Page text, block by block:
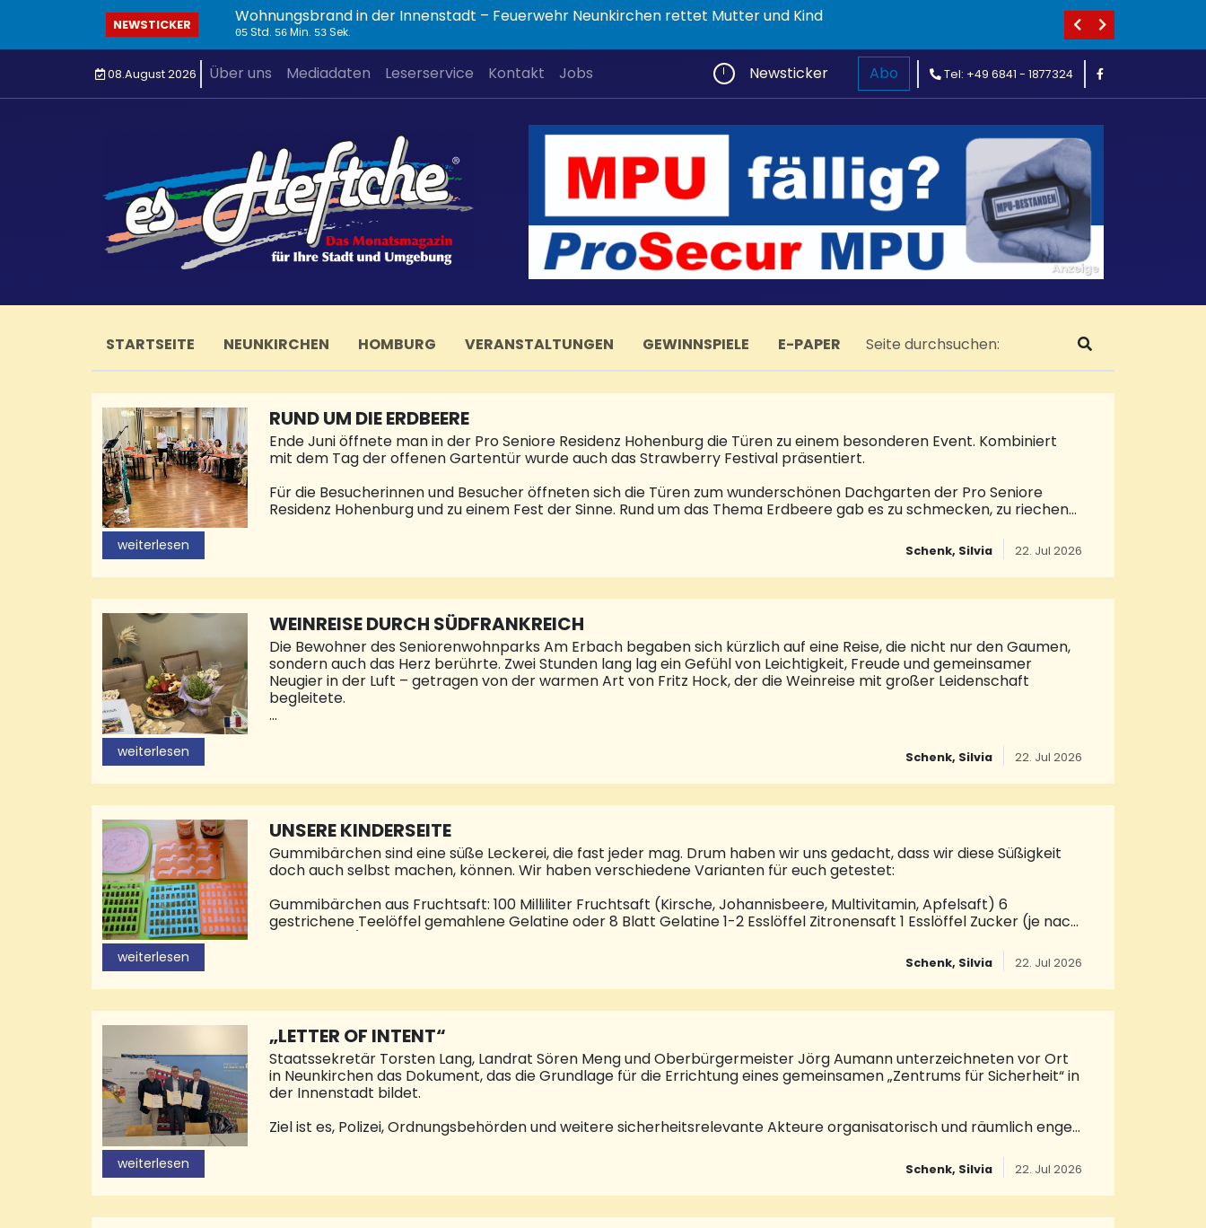
NEWSTICKER Wohnungsbrand in der Innenstadt – Feuerwehr Neunkirchen rettet Mutter und Kind
05 Std. 56 Min. 53 Sek.
08.August 2026 Über uns Mediadaten Leserservice Kontakt Jobs Newsticker Abo Tel: +49 6841 - 1877324
STARTSEITE NEUNKIRCHEN HOMBURG VERANSTALTUNGEN GEWINNSPIELE E-PAPER
RUND UM DIE ERDBEERE
Ende Juni öffnete man in der Pro Seniore Residenz Hohenburg die Türen zu einem besonderen Event. Kombiniert
mit dem Tag der offenen Gartentür wurde auch das Strawberry Festival präsentiert.
Für die Besucherinnen und Besucher öffneten sich die Türen zum wunderschönen Dachgarten der Pro Seniore
Residenz Hohenburg und zu einem Fest der Sinne. Rund um das Thema Erdbeere gab es zu schmecken, zu riechen
Liköre, Marmelade bis hin zum deftigen Grillangebot. Alle hatten viel Spaß mit dem unterhaltsamen
Mitmachprogramm für Jung und Alt, und so war es auch ein großes Vergnügen am Glücksrad zu drehen und einen
der großartigen Preise zu gewinnen, wie zum Beispiel Erdbeeren vom Erdbeerland und Pro Seniore Residenz „Fan-
Artikel“. Patrik Chatelain vom Erdbeerland war mit einem Team vor Ort und hatte selbstverständlich nicht nur
pflückfrische Erdbeeren mitgebracht, sondern auch Produkte ru
weiterlesen Schenk, Silvia 22. Jul 2026
WEINREISE DURCH SÜDFRANKREICH
Die Bewohner des Seniorenwohnparks Am Erbach begaben sich kürzlich auf eine Reise, die nicht nur den Gaumen,
sondern auch das Herz berührte. Zwei Stunden lang lag ein Gefühl von Leichtigkeit, Freude und gemeinsamer
Neugier in der Luft – getragen von der warmen Art von Fritz Hock, der die Weinreise mit großer Leidenschaft
begleitete.
neugieriger Blick dort. Gemeinsam mit Fritz Hock von der Weinhandlung Vindumi aus Kirkel-Limbach
(https://vindumi.de ) „reisten“ die Gäste durch das Rhônetal, das Languedoc, die Ardèche und die Provence. Fünf
ausgewählte Weine – zwei Weißweine, zwei Roséweine und ein Rotwein – öffneten ein aromenreiches Fenster in
den Süden Frankreichs. Jeder Schluck brachte neue Eindrücke, jeder Duft erzählte eine kleine Geschichte. Fritz
Herkunft der Weine, die
weiterlesen Schenk, Silvia 22. Jul 2026
UNSERE KINDERSEITE
Gummibärchen sind eine süße Leckerei, die fast jeder mag. Drum haben wir uns gedacht, dass wir diese Süßigkeit
doch auch selbst machen, können. Wir haben verschiedene Varianten für euch getestet:
Gummibärchen aus Fruchtsaft: 100 Milliliter Fruchtsaft (Kirsche, Johannisbeere, Multivitamin, Apfelsaft) 6
gestrichene Teelöffel gemahlene Gelatine oder 8 Blatt Gelatine 1-2 Esslöffel Zitronensaft 1 Esslöffel Zucker (je nach
Gummibärchen mit Quark 200 Milliliter Wasser 2 Packungen Sofortgelatine oder Agar-Agar (pflanzlich) 1 Packung
Götterspeise 2 Esslöffel Zucker Außerdem braucht ihr: Eine viereckige Schale und Ausstechförmchen sowie ein
Messer oder Gummibärchenförmchen (kann man günstig im Internet bestellen), auch kleine Eiswürfelförmchen
aus Silikon eignen sich. Außerdem braucht ihr einen Topf pro Rezept. Wie es geht: Für alle Rezepte gilt das Gleiche,
weiterlesen Schenk, Silvia 22. Jul 2026
„LETTER OF INTENT“
Staatssekretär Torsten Lang, Landrat Sören Meng und Oberbürgermeister Jörg Aumann unterzeichneten vor Ort
in Neunkirchen das Dokument, das die Grundlage für die Errichtung eines gemeinsamen „Zentrums für Sicherheit“ in
der Innenstadt bildet.
Ziel ist es, Polizei, Ordnungsbehörden und weitere sicherheitsrelevante Akteure organisatorisch und räumlich enger
politischen Grundlagen für die weitere Projektentwicklung geschaffen. Die Prüfung geeigneter räumlicher
Möglichkeiten sowie organisatorische und vertragliche Details erfolgen in den kommenden Schritten. In dem
geplanten Sicherheitszentrum sollen konkret unter anderem die Polizeiinspektion Neunkirchen, das Ordnungsamt
der Kreisstadt, Teile der Kreisverwaltung (insbesondere die Kreispolizeibehörde) sowie perspektivisch auch das
weiterlesen Schenk, Silvia 22. Jul 2026